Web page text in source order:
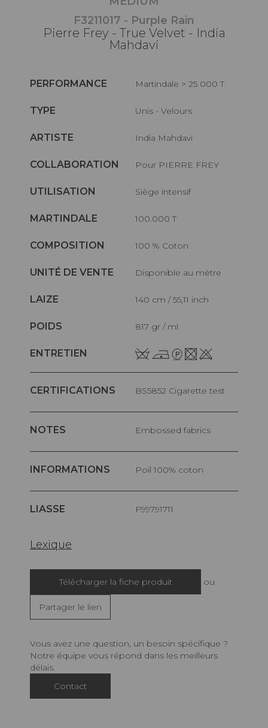
F3211017 - Purple Rain
Pierre Frey - True Velvet - India
Mahdavi
PERFORMANCE Martindale > 25 000 T
TYPE Unis - Velours
ARTISTE India Mahdavi
COLLABORATION Pour PIERRE FREY
UTILISATION Siège intensif
MARTINDALE 100.000 T
COMPOSITION 100 % Coton
UNITÉ DE VENTE Disponible au mètre
LAIZE 140 cm / 55,11 inch
POIDS 817 gr / ml
ENTRETIEN
CERTIFICATIONS BS5852 Cigarette test
NOTES Embossed fabrics
INFORMATIONS Poil 100% coton
LIASSE F99791711
Lexique
Télécharger la fiche produit ou
Partager le lien
Vous avez une question, un besoin spécifique ?
Notre équipe vous répond dans les meilleurs
délais.
Contact